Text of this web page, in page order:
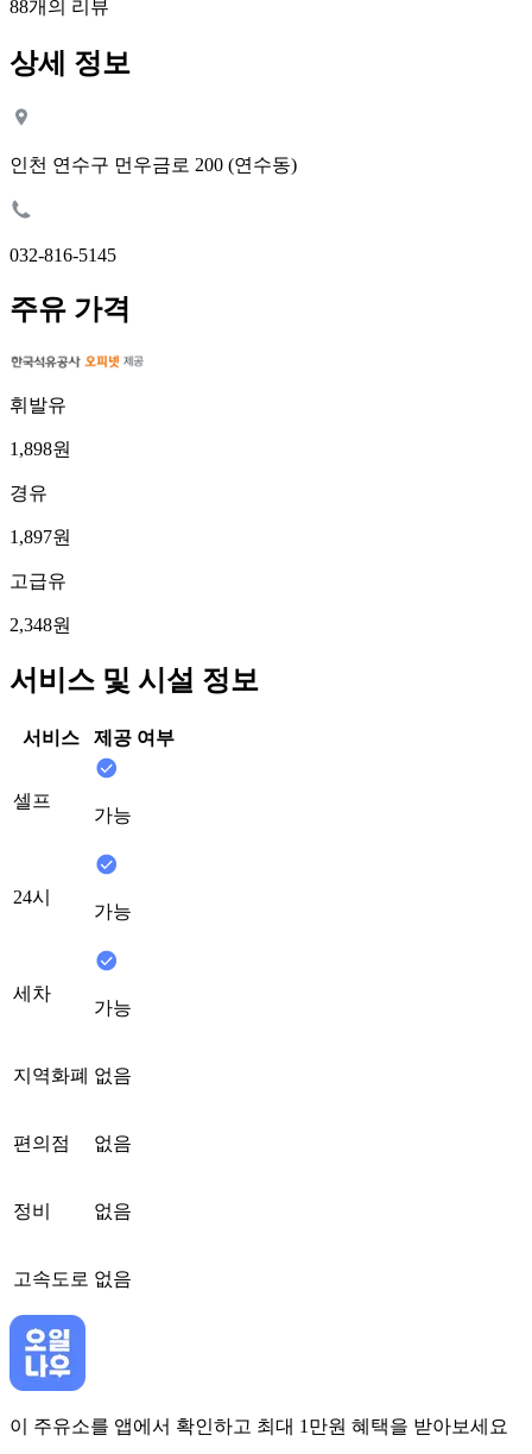
88개의 리뷰
상세 정보
인천 연수구 먼우금로 200 (연수동)
032-816-5145
주유 가격
휘발유
1,898원
경유
1,897원
고급유
2,348원
서비스 및 시설 정보
서비스 제공 여부
셀프
가능
24시
가능
세차
가능
지역화폐 없음
편의점 없음
정비 없음
고속도로 없음
이 주유소를 앱에서 확인하고 최대 1만원 혜택을 받아보세요